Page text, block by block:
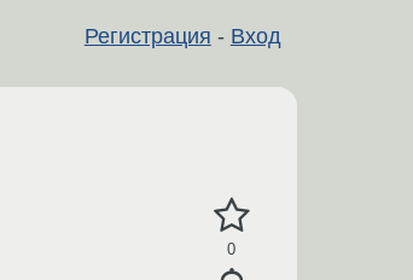
Регистрация - Вход
0